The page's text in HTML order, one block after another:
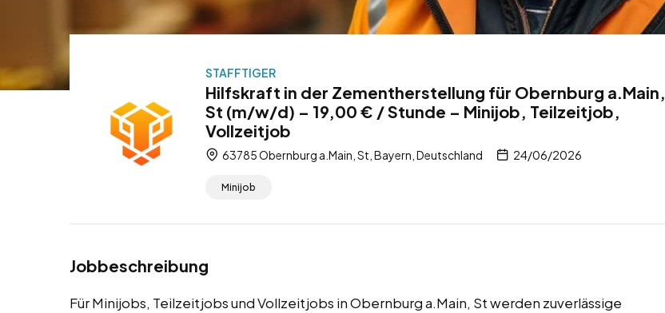
STAFFTIGER
Hilfskraft in der Zementherstellung für Obernburg a.Main,
St (m/w/d) – 19,00 € / Stunde – Minijob, Teilzeitjob,
Vollzeitjob
63785 Obernburg a.Main, St, Bayern, Deutschland 24/06/2026
Minijob
Jobbeschreibung
Für Minijobs, Teilzeitjobs und Vollzeitjobs in Obernburg a.Main, St werden zuverlässige